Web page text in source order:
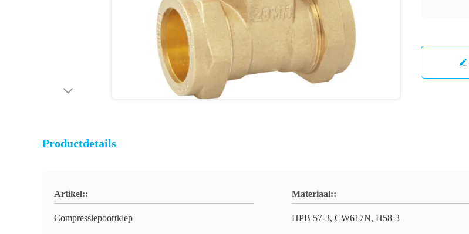
Productdetails
Artikel::
Compressiepoortklep
Materiaal::
HPB 57-3, CW617N, H58-3